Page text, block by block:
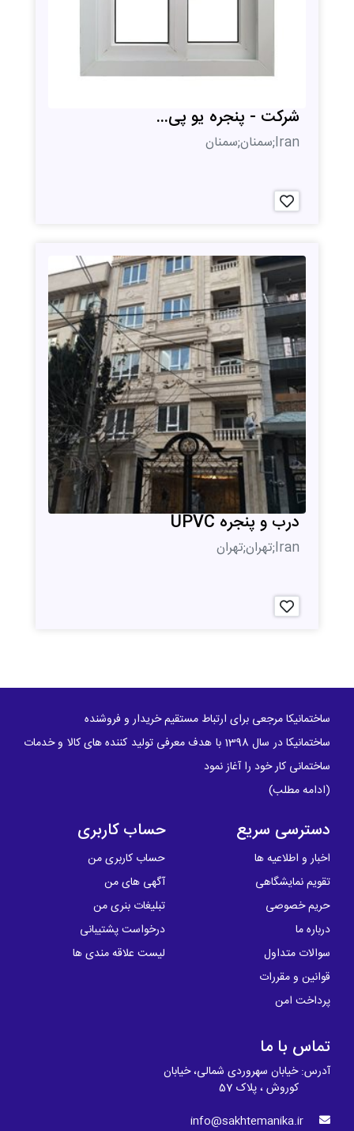
شرکت - پنجره یو پی...
Iran;سمنان;سمنان
درب و پنجره UPVC
Iran;تهران;تهران
ساختمانیکا مرجعی برای ارتباط مستقیم خریدار و فروشنده
ساختمانیکا در سال 1398 با هدف معرفی تولید کننده های کالا و خدمات
ساختمانی کار خود را آغاز نمود
(ادامه مطلب)
دسترسی سریع
اخبار و اطلاعیه ها
تقویم نمایشگاهی
حریم خصوصی
درباره ما
سوالات متداول
قوانین و مقررات
پرداخت امن
حساب کاربری
حساب کاربری من
آگهی های من
تبلیغات بنری من
درخواست پشتیبانی
لیست علاقه مندی ها
تماس با ما
آدرس: خیابان سهروردی شمالی، خیابان
کوروش ، پلاک 57
info@sakhtemanika.ir